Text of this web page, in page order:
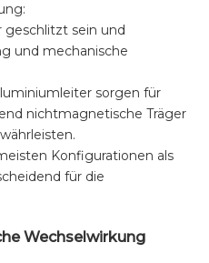
geschlitzt sein und
und mechanische
sorgen für
nichtmagnetische Träger
Konfigurationen als
für die
Wechselwirkung